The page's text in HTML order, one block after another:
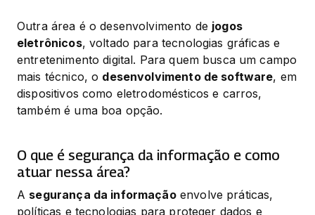
Outra área é o desenvolvimento de jogos
eletrônicos, voltado para tecnologias gráficas e
entretenimento digital. Para quem busca um campo
mais técnico, o desenvolvimento de software, em
dispositivos como eletrodomésticos e carros,
também é uma boa opção.
O que é segurança da informação e como
atuar nessa área?
A segurança da informação envolve práticas,
políticas e tecnologias para proteger dados e